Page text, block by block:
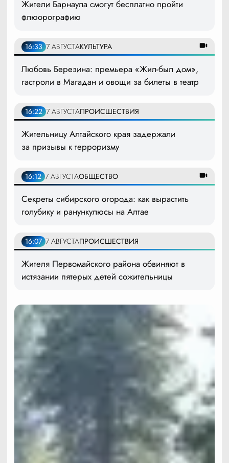
Жители Барнаула смогут бесплатно пройти
флюорографию
16:33 7 АВГУСТАКУЛЬТУРА
Любовь Березина: премьера «Жил-был дом»,
гастроли в Магадан и овощи за билеты в театр
16:22 7 АВГУСТАПРОИСШЕСТВИЯ
Жительницу Алтайского края задержали
за призывы к терроризму
16:12 7 АВГУСТАОБЩЕСТВО
Секреты сибирского огорода: как вырастить
голубику и ранункулюсы на Алтае
16:07 7 АВГУСТАПРОИСШЕСТВИЯ
Жителя Первомайского района обвиняют в
истязании пятерых детей сожительницы